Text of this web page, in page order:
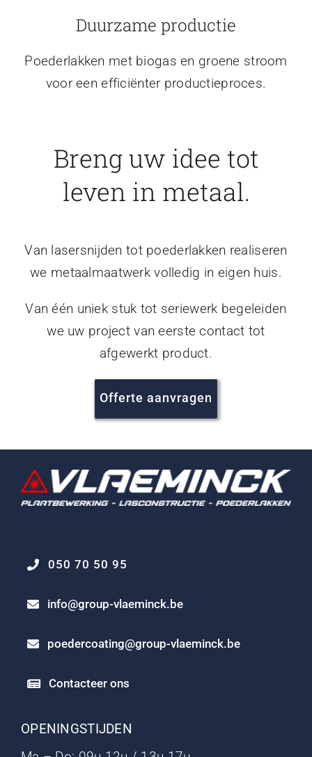
Duurzame productie
Poederlakken met biogas en groene stroom
voor een efficiënter productieproces.
Breng uw idee tot
leven in metaal.
Van lasersnijden tot poederlakken realiseren
we metaalmaatwerk volledig in eigen huis.
Van één uniek stuk tot seriewerk begeleiden
we uw project van eerste contact tot
afgewerkt product.
Offerte aanvragen
050 70 50 95
info@group-vlaeminck.be
poedercoating@group-vlaeminck.be
Contacteer ons
OPENINGSTIJDEN